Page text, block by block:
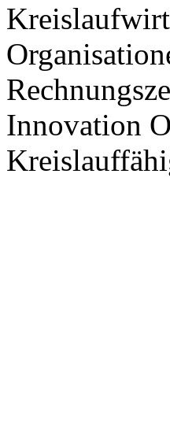
Innovation